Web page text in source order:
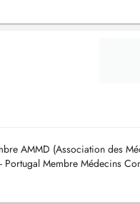
AMMD (Association des
Membre Médecins